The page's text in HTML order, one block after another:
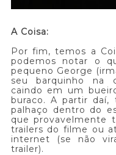
A Coisa:
Por fim, temos a
podemos notar o
pequeno George
seu barquinho na
caindo em um
buraco. A partir daí,
palhaço dentro do
que provavelmente
trailers do filme ou
internet (se não
trailer).